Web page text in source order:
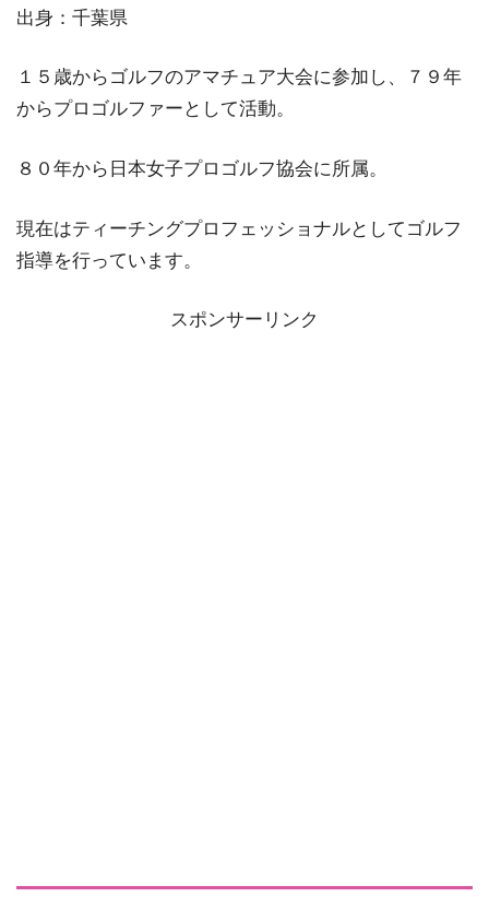
出身：千葉県
１５歳からゴルフのアマチュア大会に参加し、７９年
からプロゴルファーとして活動。
８０年から日本女子プロゴルフ協会に所属。
現在はティーチングプロフェッショナルとしてゴルフ
指導を行っています。
スポンサーリンク